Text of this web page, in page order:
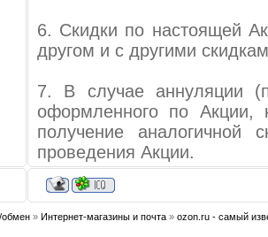
6. Скидки по настоящей
другом и с другими
7. В случае аннуляции
оформленного по Акции,
получение аналогичной
проведения Акции.
обмен » Интернет-магазины и почта » ozon.ru - самый